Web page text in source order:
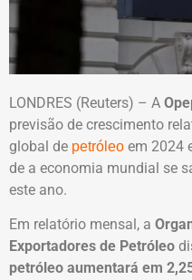
LONDRES (Reuters) – A
previsão de crescimento
global de petróleo em 2024
de a economia mundial se
este ano.
Em relatório mensal, a
Exportadores de Petróleo
petróleo aumentará em